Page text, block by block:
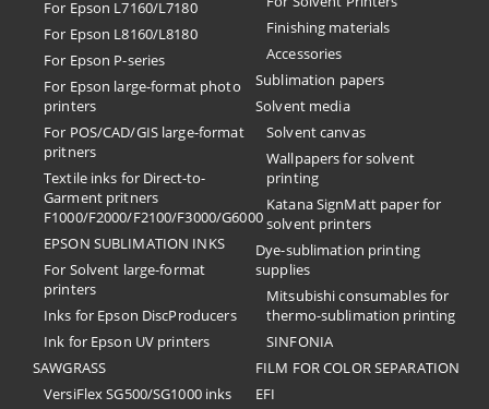
For Epson L7160/L7180
For Epson L8160/L8180
For Epson P-series
For Epson large-format photo
printers
For POS/CAD/GIS large-format
pritners
Textile inks for Direct-to-
Garment pritners
F1000/F2000/F2100/F3000/G6000
EPSON SUBLIMATION INKS
For Solvent large-format
printers
Inks for Epson DiscProducers
Ink for Epson UV printers
SAWGRASS
VersiFlex SG500/SG1000 inks
Finishing materials
Accessories
Sublimation papers
Solvent media
Solvent canvas
Wallpapers for solvent
printing
Katana SignMatt paper for
solvent printers
Dye-sublimation printing
supplies
Mitsubishi consumables for
thermo-sublimation printing
SINFONIA
FILM FOR COLOR SEPARATION
EFI